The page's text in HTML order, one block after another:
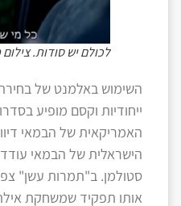
לכולם יש סודות. צילום
השימוש באלמנט של
ייחודיות וקסם מופיע
האמריקאית של הבמאי
הישראלית של הבמאי עודד
סטולמן. ב"תמרות עשן"
אותו תפקיד שמשחקת